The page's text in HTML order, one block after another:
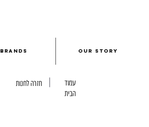
עמוד
הבית
חזרה לחנות
Brands Our Story